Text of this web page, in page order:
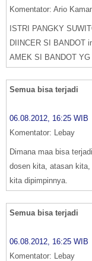
Komentator: Ario
ISTRI PANGKY
DIINCER SI BANDOT
AMEK SI BANDOT
Semua bisa terjadi
06.08.2012, 16:25 WIB
Komentator: Lebay
Dimana maa bisa
dosen kita, atasan
kita dipimpinnya.
Semua bisa terjadi
06.08.2012, 16:25 WIB
Komentator: Lebay